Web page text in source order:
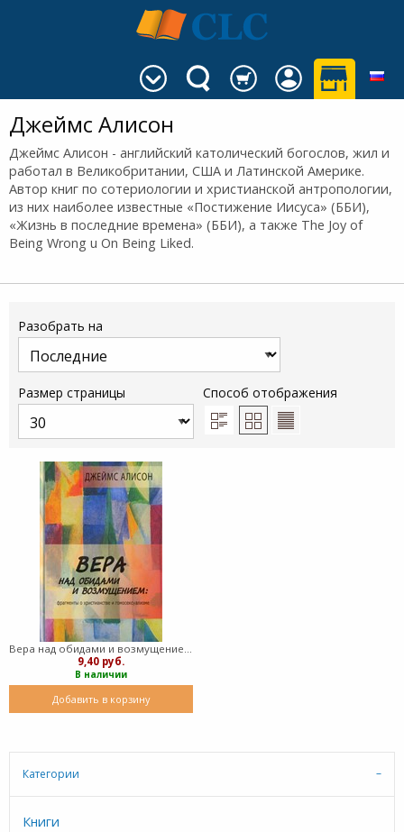
Джеймс Алисон
Джеймс Алисон - английский католический богослов, жил и
работал в Великобритании, США и Латинской Америке.
Автор книг по сотериологии и христианской антропологии,
из них наиболее известные «Постижение Иисуса» (ББИ),
«Жизнь в последние времена» (ББИ), а также The Joy of
Being Wrong u On Being Liked.
Разобрать на
Размер страницы Способ отображения
9,40 руб.
В наличии
Добавить в корзину
Категории
Книги